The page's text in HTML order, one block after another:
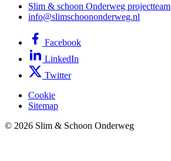
Slim & schoon Onderweg projectteam
info@slimschoononderweg.nl
Facebook
LinkedIn
Twitter
Cookie
Sitemap
© 2026 Slim & Schoon Onderweg